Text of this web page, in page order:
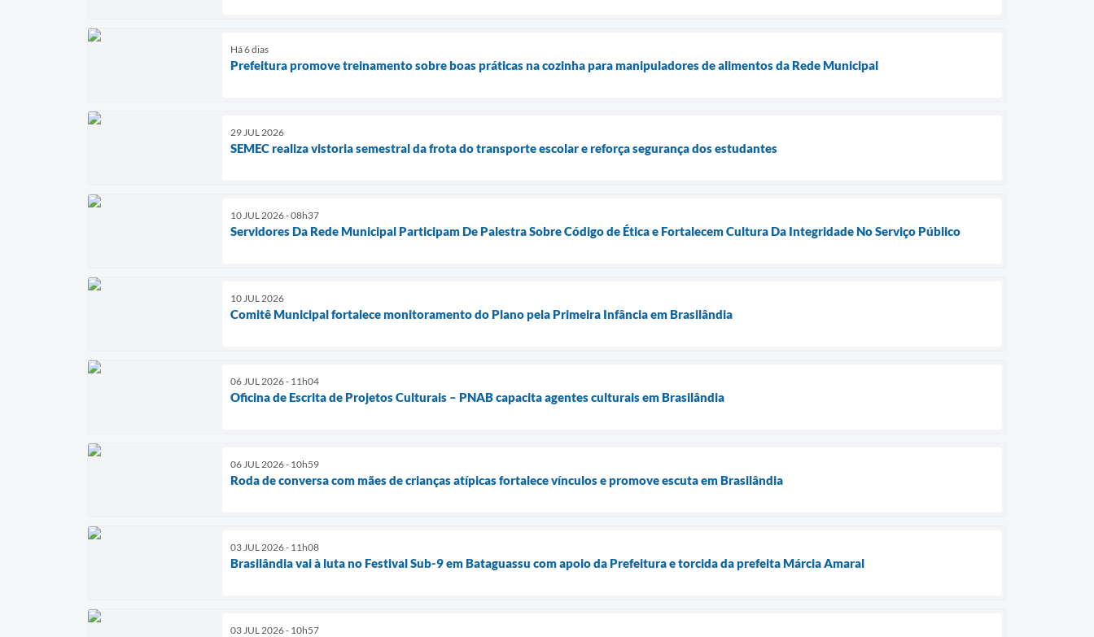
Há 6 dias
Prefeitura promove treinamento sobre boas práticas na cozinha para manipuladores de alimentos da Rede Municipal
29 JUL 2026
SEMEC realiza vistoria semestral da frota do transporte escolar e reforça segurança dos estudantes
10 JUL 2026 - 08h37
Servidores Da Rede Municipal Participam De Palestra Sobre Código de Ética e Fortalecem Cultura Da Integridade No Serviço Público
10 JUL 2026
Comitê Municipal fortalece monitoramento do Plano pela Primeira Infância em Brasilândia
06 JUL 2026 - 11h04
Oficina de Escrita de Projetos Culturais – PNAB capacita agentes culturais em Brasilândia
06 JUL 2026 - 10h59
Roda de conversa com mães de crianças atípicas fortalece vínculos e promove escuta em Brasilândia
03 JUL 2026 - 11h08
Brasilândia vai à luta no Festival Sub-9 em Bataguassu com apoio da Prefeitura e torcida da prefeita Márcia Amaral
03 JUL 2026 - 10h57